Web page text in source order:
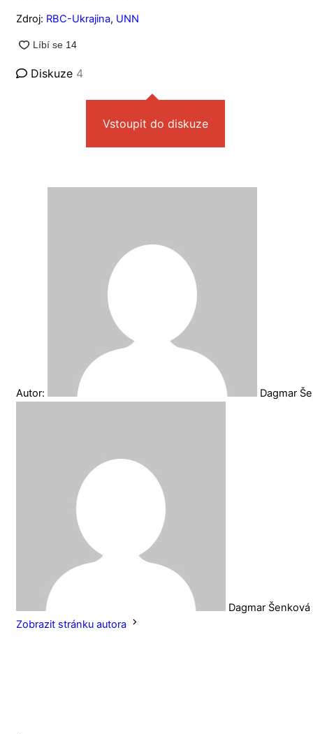
Zdroj: RBC-Ukrajina, UNN
Diskuze 4
Vstoupit do diskuze
Autor: Dagmar
Dagmar Šenková
Zobrazit stránku autora